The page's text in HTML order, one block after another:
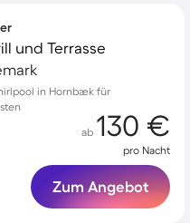
und Terrasse
in Hornbæk für
ab 130 €
pro Nacht
Zum Angebot